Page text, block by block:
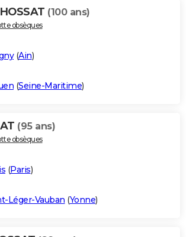
(100 ans)
obsèques
(Ain)
(Seine-Maritime)
(95 ans)
obsèques
(Paris)
Léger-Vauban (Yonne)